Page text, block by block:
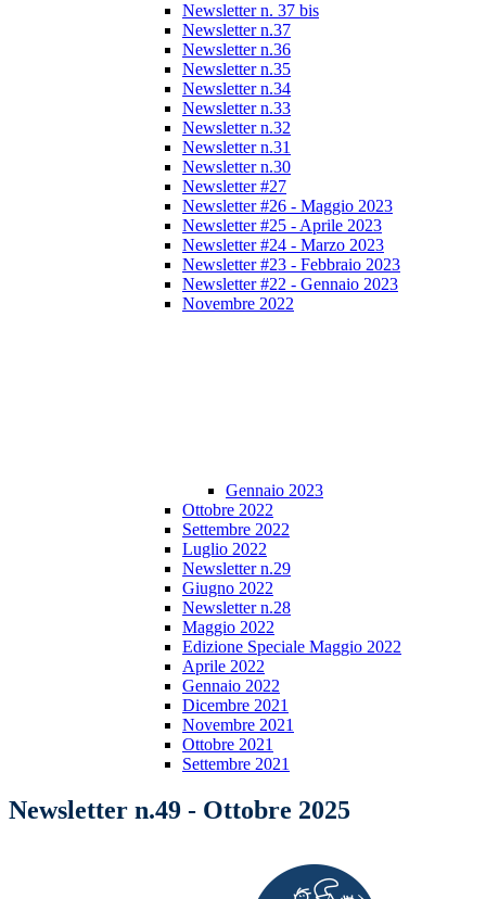
Newsletter n. 37 bis
Newsletter n.37
Newsletter n.36
Newsletter n.35
Newsletter n.34
Newsletter n.33
Newsletter n.32
Newsletter n.31
Newsletter n.30
Newsletter #27
Newsletter #26 - Maggio 2023
Newsletter #25 - Aprile 2023
Newsletter #24 - Marzo 2023
Newsletter #23 - Febbraio 2023
Newsletter #22 - Gennaio 2023
Novembre 2022
Gennaio 2023
Ottobre 2022
Settembre 2022
Luglio 2022
Newsletter n.29
Giugno 2022
Newsletter n.28
Maggio 2022
Edizione Speciale Maggio 2022
Aprile 2022
Gennaio 2022
Dicembre 2021
Novembre 2021
Ottobre 2021
Settembre 2021
Newsletter n.49 - Ottobre 2025